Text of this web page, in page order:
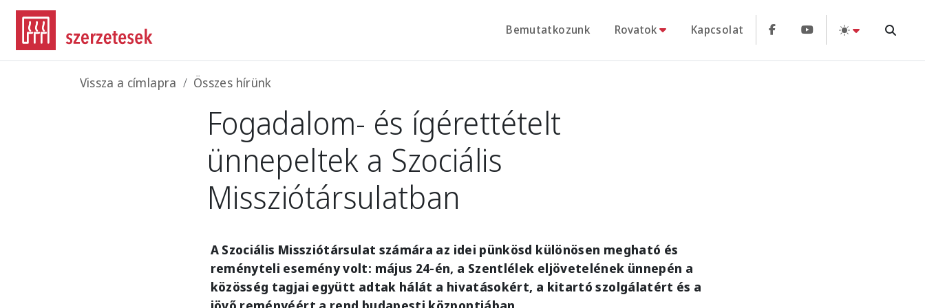
Ugrás a tartalomra
Bemutatkozunk Rovatok Kapcsolat
Morzsa
Vissza a címlapra Összes hírünk
Fogadalom- és ígérettételt
ünnepeltek a Szociális
Missziótársulatban
A Szociális Missziótársulat számára az idei pünkösd különösen megható és
reményteli esemény volt: május 24-én, a Szentlélek eljövetelének ünnepén a
közösség tagjai együtt adtak hálát a hivatásokért, a kitartó szolgálatért és a